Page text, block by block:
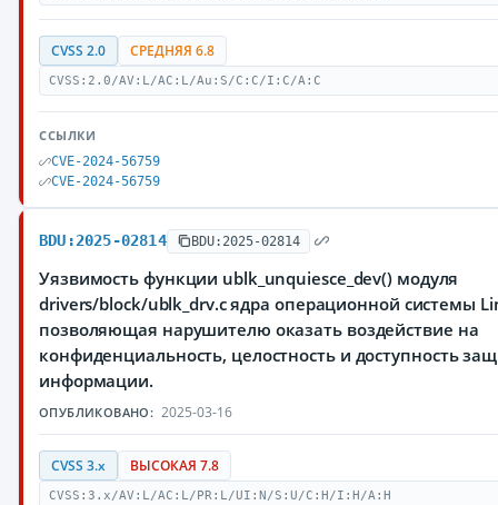
CVSS 2.0 СРЕДНЯЯ 6.8
CVSS:2.0/AV:L/AC:L/Au:S/C:C/I:C/A:C
ССЫЛКИ
CVE-2024-56759
CVE-2024-56759
BDU:2025-02814 BDU:2025-02814
Уязвимость функции ublk_unquiesce_dev() модуля
drivers/block/ublk_drv.c ядра операционной системы
позволяющая нарушителю оказать воздействие на
конфиденциальность, целостность и доступность
информации.
ОПУБЛИКОВАНО: 2025-03-16
CVSS 3.x ВЫСОКАЯ 7.8
CVSS:3.x/AV:L/AC:L/PR:L/UI:N/S:U/C:H/I:H/A:H